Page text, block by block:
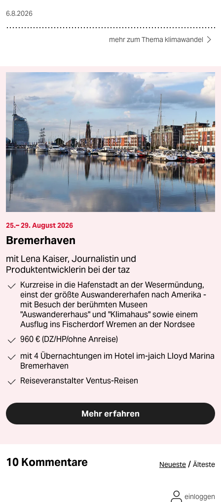
6.8.2026
mehr zum Thema klimawandel
25.– 29. August 2026
Bremerhaven
mit Lena Kaiser, Journalistin und
Produktentwicklerin bei der taz
Kurzreise in die Hafenstadt an der Wesermündung,
einst der größte Auswandererhafen nach Amerika -
mit Besuch der berühmten Museen
"Auswandererhaus" und "Klimahaus" sowie einem
Ausflug ins Fischerdorf Wremen an der Nordsee
960 € (DZ/HP/ohne Anreise)
mit 4 Übernachtungen im Hotel im-jaich Lloyd Marina
Bremerhaven
Reiseveranstalter Ventus-Reisen
Mehr erfahren
10 Kommentare Neueste / Älteste
einloggen